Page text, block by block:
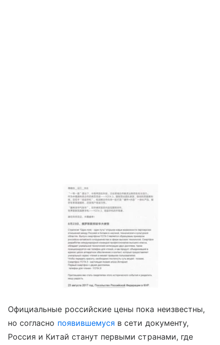
Официальные российские цены пока неизвестны,
но согласно появившемуся в сети документу,
Россия и Китай станут первыми странами, где